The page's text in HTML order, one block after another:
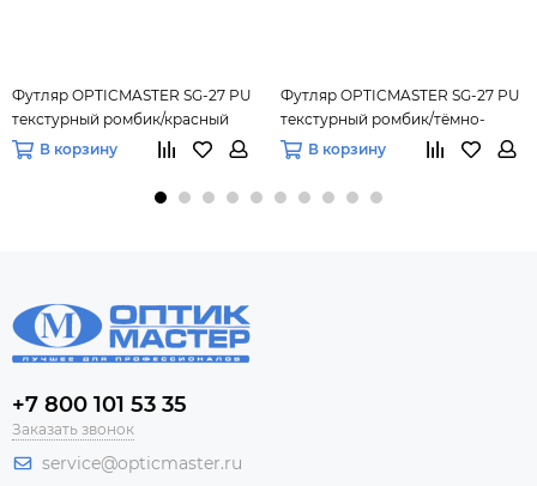
Футляр OPTICMASTER SG-27 PU
текстурный ромбик/красный
Y93-4313
В корзину
Футляр OPTICMASTER SG-27 PU
текстурный ромбик/тёмно-
синий Y93-М056
В корзину
+7 800 101 53 35
Заказать звонок
service@opticmaster.ru